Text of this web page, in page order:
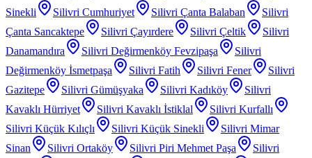
Sinekli
Silivri Cumhuriyet Silivri Çanta Balaban
Silivri
Çanta Sancaktepe
Silivri Çayırdere Silivri Çeltik
Silivri
Danamandıra
Silivri Değirmenköy Fevzipaşa
Silivri
Değirmenköy İsmetpaşa
Silivri Fatih Silivri Fener
Silivri
Gazitepe
Silivri Gümüşyaka Silivri Kadıköy
Silivri
Kavaklı Hürriyet
Silivri Kavaklı İstiklal
Silivri Kurfallı
Silivri Küçük Kılıçlı
Silivri Küçük Sinekli
Silivri Mimar
Sinan
Silivri Ortaköy Silivri Piri Mehmet Paşa
Silivri